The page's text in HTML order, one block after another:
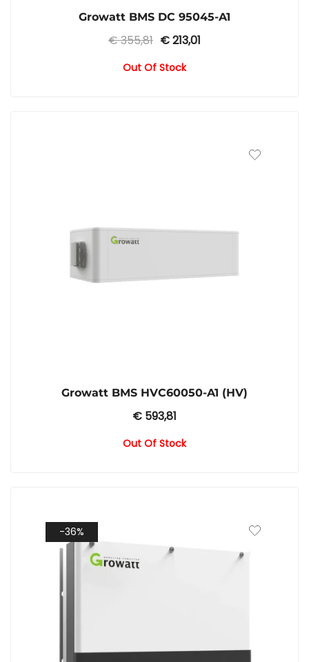
Growatt BMS DC 95045-A1
€355,81 Ursprünglicher
war:
€213,01
Out Of Stock
Growatt BMS HVC60050-A1 (HV)
€ 593,81
Out Of Stock
-36%